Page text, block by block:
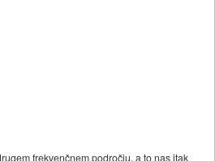
frekvenčnem področju, a to nas itak